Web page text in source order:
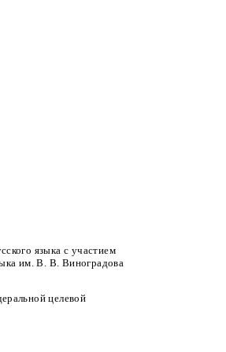
языка с участием
им. В. В. Виноградова
целевой